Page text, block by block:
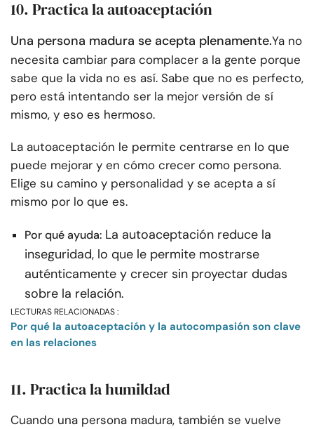
10. Practica la autoaceptación
Una persona madura se acepta plenamente.Ya no
necesita cambiar para complacer a la gente porque
sabe que la vida no es así. Sabe que no es perfecto,
pero está intentando ser la mejor versión de sí
mismo, y eso es hermoso.
La autoaceptación le permite centrarse en lo que
puede mejorar y en cómo crecer como persona.
Elige su camino y personalidad y se acepta a sí
mismo por lo que es.
Por qué ayuda: La autoaceptación reduce la
inseguridad, lo que le permite mostrarse
auténticamente y crecer sin proyectar dudas
sobre la relación.
LECTURAS RELACIONADAS :
Por qué la autoaceptación y la autocompasión son clave
en las relaciones
11. Practica la humildad
Cuando una persona madura, también se vuelve